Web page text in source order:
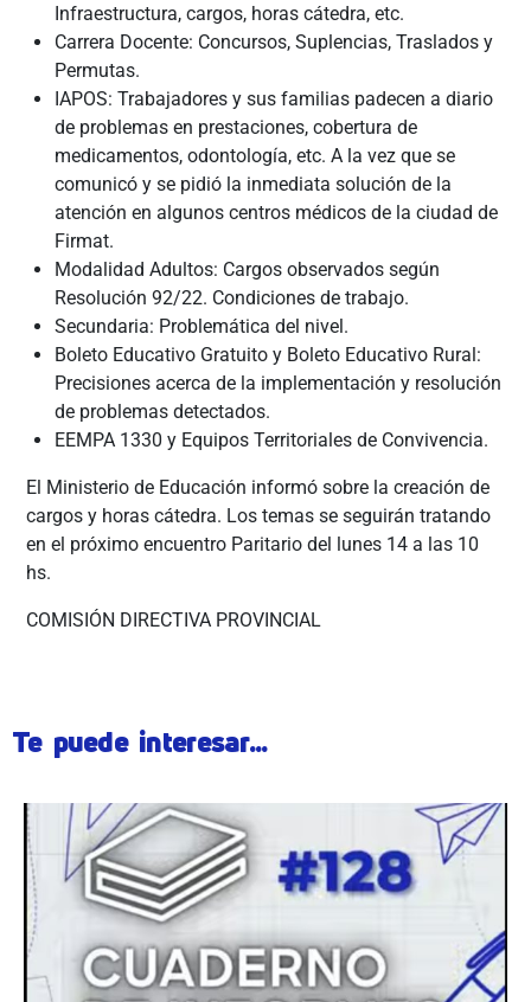
Infraestructura, cargos, horas cátedra, etc.
Carrera Docente: Concursos, Suplencias, Traslados y
Permutas.
IAPOS: Trabajadores y sus familias padecen a diario
de problemas en prestaciones, cobertura de
medicamentos, odontología, etc. A la vez que se
comunicó y se pidió la inmediata solución de la
atención en algunos centros médicos de la ciudad de
Firmat.
Modalidad Adultos: Cargos observados según
Resolución 92/22. Condiciones de trabajo.
Secundaria: Problemática del nivel.
Boleto Educativo Gratuito y Boleto Educativo Rural:
Precisiones acerca de la implementación y resolución
de problemas detectados.
EEMPA 1330 y Equipos Territoriales de Convivencia.
El Ministerio de Educación informó sobre la creación de
cargos y horas cátedra. Los temas se seguirán tratando
en el próximo encuentro Paritario del lunes 14 a las 10
hs.
COMISIÓN DIRECTIVA PROVINCIAL
Te puede interesar...